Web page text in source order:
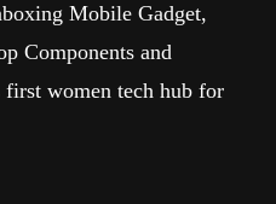
Mobile Gadget,
Components and
women tech hub for